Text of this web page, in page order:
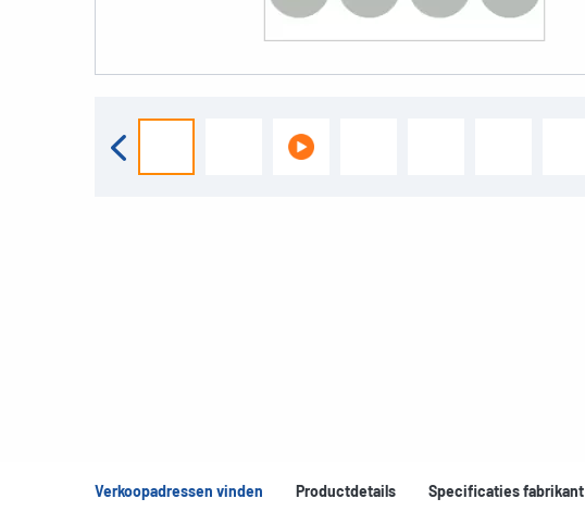
Verkoopadressen vinden Productdetails Specificaties fabrikant